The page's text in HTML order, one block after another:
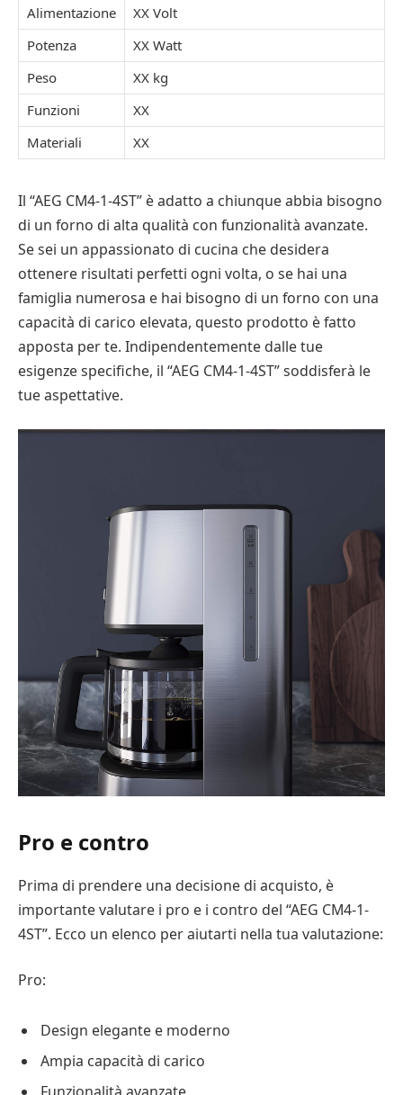
Alimentazione
XX Volt
Potenza
XX Watt
Peso
XX kg
Funzioni
XX
Materiali
XX
Il “AEG CM4-1-4ST” è adatto a chiunque abbia bisogno
di un forno di alta qualità con funzionalità avanzate.
Se sei un appassionato di cucina che desidera
ottenere risultati perfetti ogni volta, o se hai una
famiglia numerosa e hai bisogno di un forno con una
capacità di carico elevata, questo prodotto è fatto
apposta per te. Indipendentemente dalle tue
esigenze specifiche, il “AEG CM4-1-4ST” soddisferà le
tue aspettative.
Pro e contro
Prima di prendere una decisione di acquisto, è
importante valutare i pro e i contro del “AEG CM4-1-
4ST”. Ecco un elenco per aiutarti nella tua valutazione:
Pro:
Design elegante e moderno
Ampia capacità di carico